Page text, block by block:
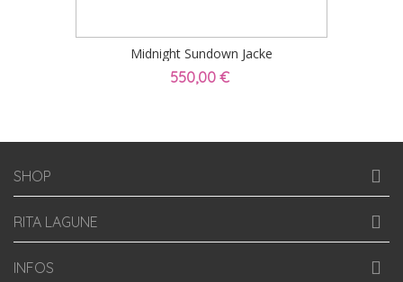
Midnight Sundown Jacke
550,00 €
SHOP
RITA LAGUNE
INFOS